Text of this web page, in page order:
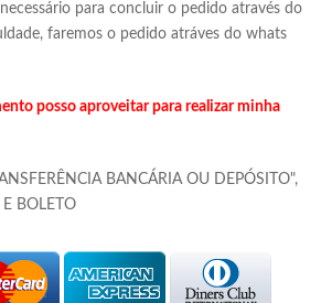
para concluir o pedido através do
faremos o pedido atráves do whats
posso aproveitar para realizar minha
BANCÁRIA OU DEPÓSITO",
BOLETO